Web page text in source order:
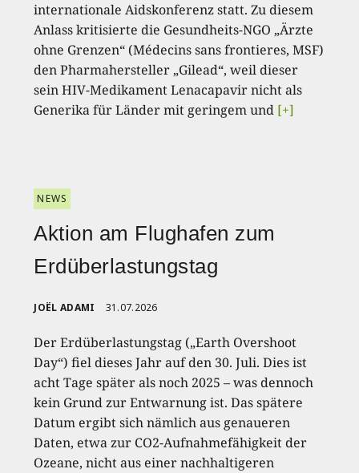
internationale Aidskonferenz statt. Zu diesem
Anlass kritisierte die Gesundheits-NGO „Ärzte
ohne Grenzen“ (Médecins sans frontieres, MSF)
den Pharmahersteller „Gilead“, weil dieser
sein HIV-Medikament Lenacapavir nicht als
Generika für Länder mit geringem und [+]
NEWS
Aktion am Flughafen zum
Erdüberlastungstag
JOËL ADAMI 31.07.2026
Der Erdüberlastungstag („Earth Overshoot
Day“) fiel dieses Jahr auf den 30. Juli. Dies ist
acht Tage später als noch 2025 – was dennoch
kein Grund zur Entwarnung ist. Das spätere
Datum ergibt sich nämlich aus genaueren
Daten, etwa zur CO2-Aufnahmefähigkeit der
Ozeane, nicht aus einer nachhaltigeren